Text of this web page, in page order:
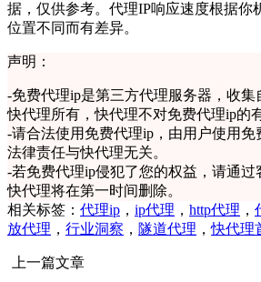
据，仅供参考。代理IP响应速度根据你
位置不同而有差异。
声明：
-免费代理ip是第三方代理服务器，收集
快代理所有，快代理不对免费代理ip的
-请合法使用免费代理ip，由用户使用免
法律责任与快代理无关。
-若免费代理ip侵犯了您的权益，请通过
快代理将在第一时间删除。
相关标签： 代理ip ， ip代理 ， http代理 ，
放代理 ， 行业洞察 ， 隧道代理 ，快代理
上一篇文章